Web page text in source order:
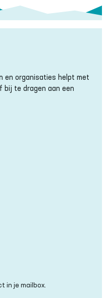
en organisaties helpt met
bij te dragen aan een
in je mailbox.